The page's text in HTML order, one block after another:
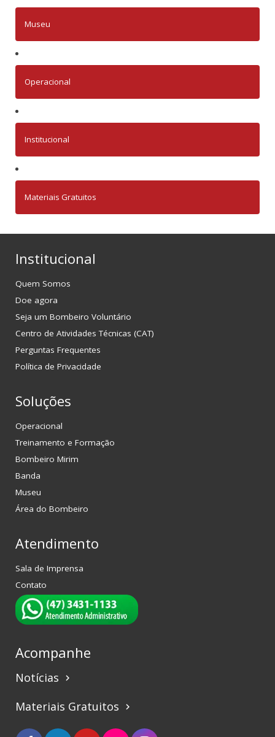
Museu
Operacional
Institucional
Materiais Gratuitos
Institucional
Quem Somos
Doe agora
Seja um Bombeiro Voluntário
Centro de Atividades Técnicas (CAT)
Perguntas Frequentes
Política de Privacidade
Soluções
Operacional
Treinamento e Formação
Bombeiro Mirim
Banda
Museu
Área do Bombeiro
Atendimento
Sala de Imprensa
Contato
Acompanhe
Notícias keyboard_arrow_right
Materiais Gratuitos keyboard_arrow_right